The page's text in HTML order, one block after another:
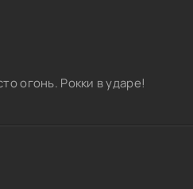
огонь. Рокки в ударе!